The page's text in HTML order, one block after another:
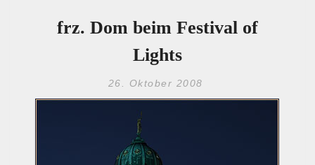
frz. Dom beim Festival of
Lights
26. Oktober 2008